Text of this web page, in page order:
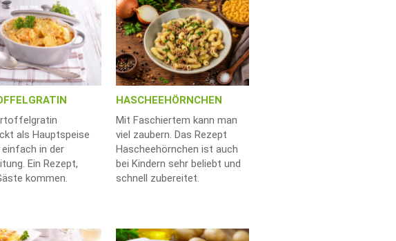
als Hauptspeise
in der
Ein Rezept,
kommen.
HASCHEEHÖRNCHEN
Mit Faschiertem kann man
viel zaubern. Das Rezept
Hascheehörnchen ist auch
bei Kindern sehr beliebt und
schnell zubereitet.